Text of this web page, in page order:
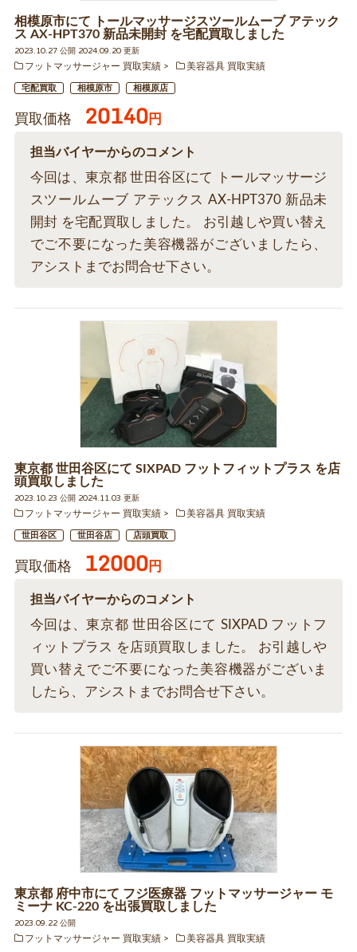
相模原市にて トールマッサージスツールムーブ アテック
ス AX-HPT370 新品未開封 を宅配買取しました
2023.10.27 公開 2024.09.20 更新
フットマッサージャー 買取実績
美容器具 買取実績
宅配買取 相模原市 相模原店
買取価格 20140円
担当バイヤーからのコメント
今回は、東京都 世田谷区にて トールマッサージ
スツールムーブ アテックス AX-HPT370 新品未
開封 を宅配買取しました。 お引越しや買い替え
でご不要になった美容機器がございましたら、
アシストまでお問合せ下さい。
東京都 世田谷区にて SIXPAD フットフィットプラス を店
頭買取しました
2023.10.23 公開 2024.11.03 更新
フットマッサージャー 買取実績
美容器具 買取実績
世田谷区 世田谷店 店頭買取
買取価格 12000円
担当バイヤーからのコメント
今回は、東京都 世田谷区にて SIXPAD フットフ
ィットプラス を店頭買取しました。 お引越しや
買い替えでご不要になった美容機器がございま
したら、アシストまでお問合せ下さい。
東京都 府中市にて フジ医療器 フットマッサージャー モ
ミーナ KC-220 を出張買取しました
2023.09.22 公開
フットマッサージャー 買取実績
美容器具 買取実績